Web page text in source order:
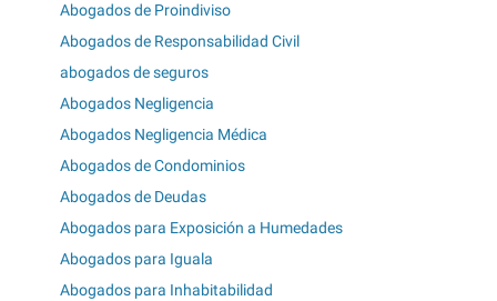
Abogados de Proindiviso
Abogados de Responsabilidad Civil
abogados de seguros
Abogados Negligencia
Abogados Negligencia Médica
Abogados de Condominios
Abogados de Deudas
Abogados para Exposición a Humedades
Abogados para Iguala
Abogados para Inhabitabilidad